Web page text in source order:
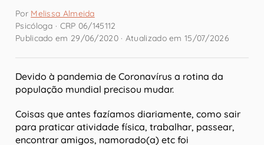
Por Melissa Almeida
Psicóloga · CRP 06/145112
Publicado em 29/06/2020 · Atualizado em 15/07/2026
Devido à pandemia de Coronavírus a rotina da
população mundial precisou mudar.
Coisas que antes fazíamos diariamente, como sair
para praticar atividade física, trabalhar, passear,
encontrar amigos, namorado(a) etc foi